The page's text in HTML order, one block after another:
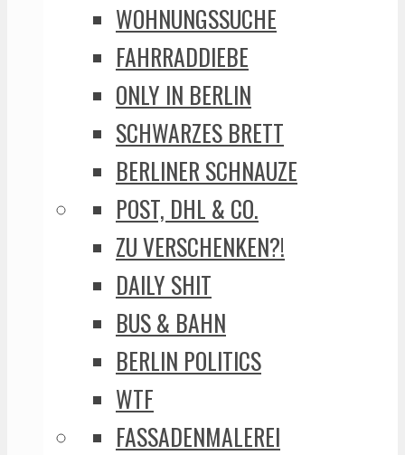
WOHNUNGSSUCHE
FAHRRADDIEBE
ONLY IN BERLIN
SCHWARZES BRETT
BERLINER SCHNAUZE
POST, DHL & CO.
ZU VERSCHENKEN?!
DAILY SHIT
BUS & BAHN
BERLIN POLITICS
WTF
FASSADENMALEREI